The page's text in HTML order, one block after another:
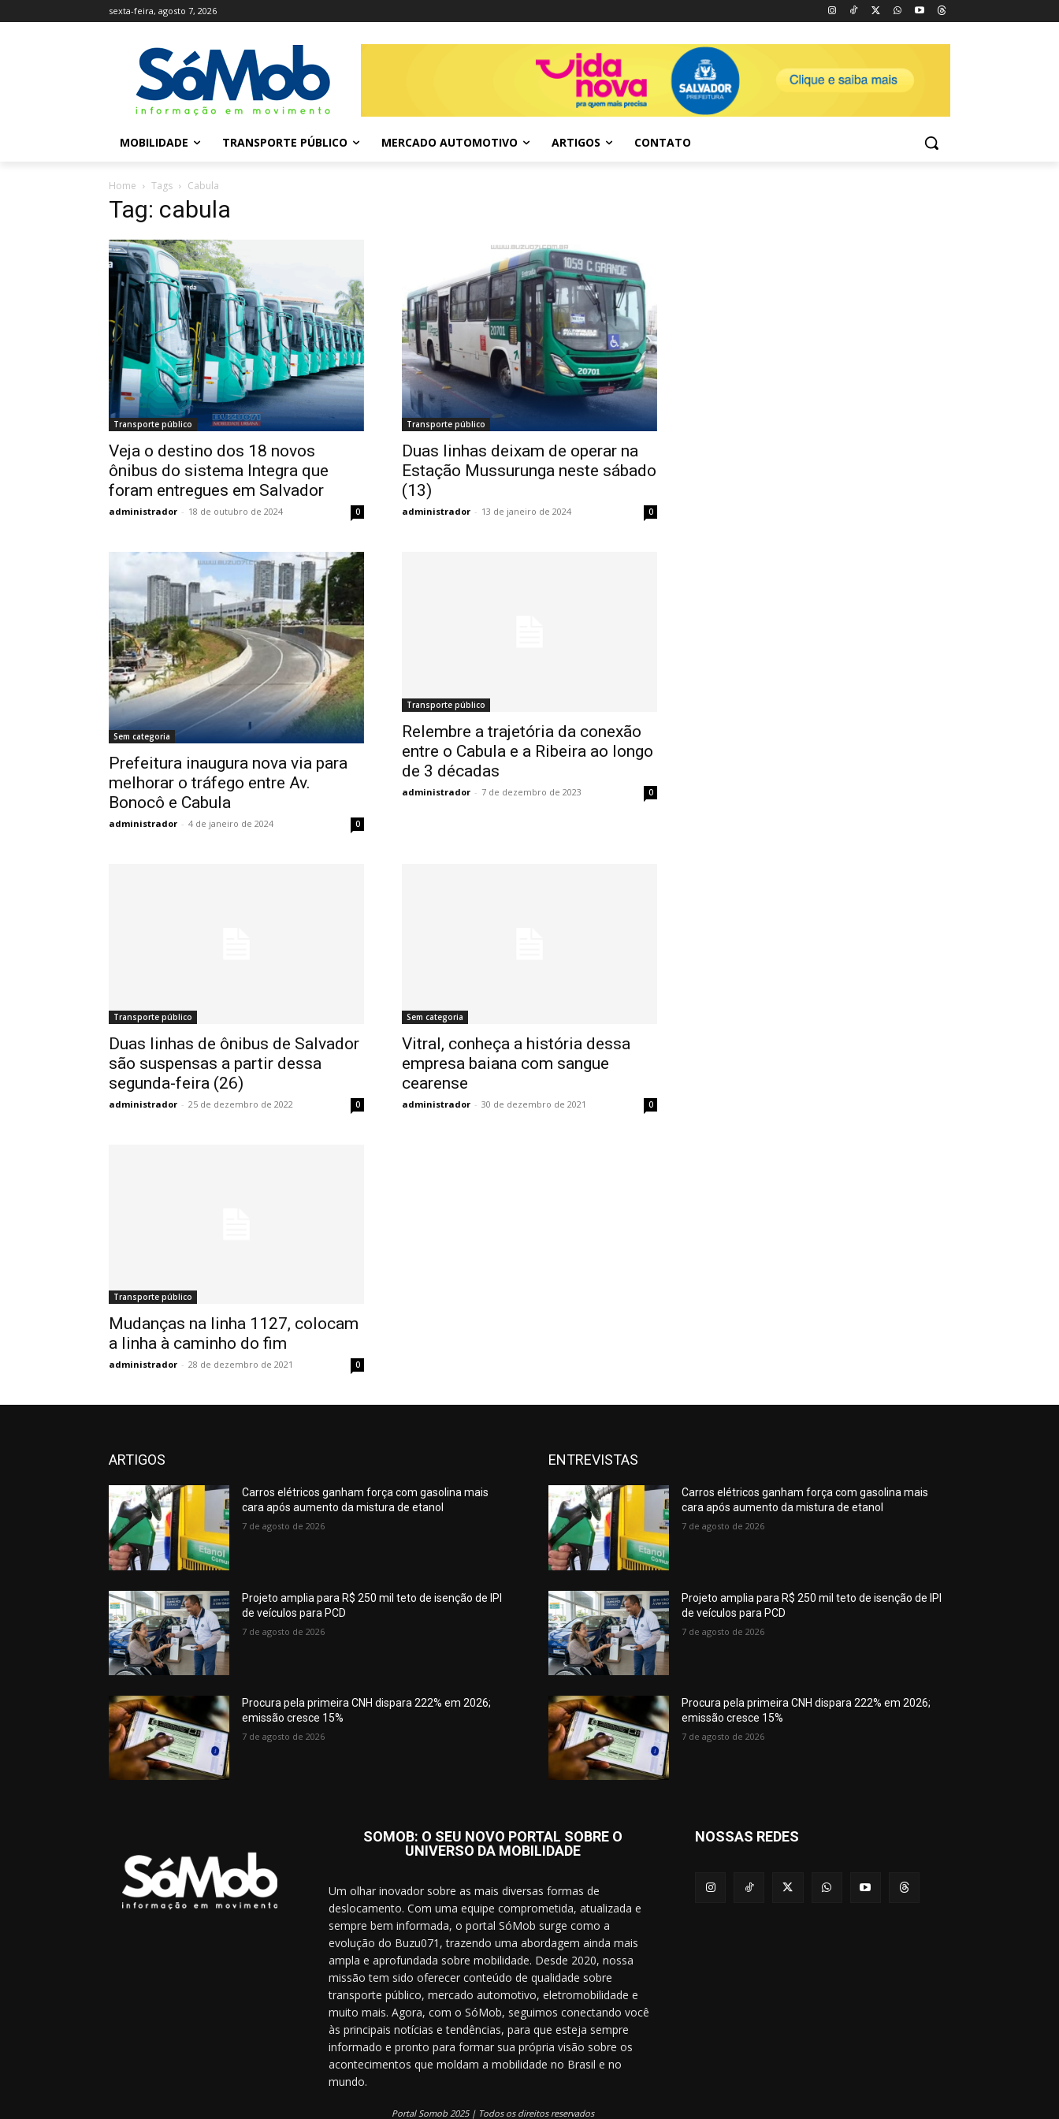
sexta-feira, agosto 7, 2026
MOBILIDADE TRANSPORTE PÚBLICO MERCADO AUTOMOTIVO ARTIGOS CONTATO
Home Tags Cabula
Tag: cabula
Transporte público
Veja o destino dos 18 novos
ônibus do sistema Integra que
foram entregues em Salvador
administrador - 18 de outubro de 2024 0
Transporte público
Duas linhas deixam de operar na
Estação Mussurunga neste sábado
(13)
administrador - 13 de janeiro de 2024 0
Sem categoria
Prefeitura inaugura nova via para
melhorar o tráfego entre Av.
Bonocô e Cabula
administrador - 4 de janeiro de 2024 0
Transporte público
Relembre a trajetória da conexão
entre o Cabula e a Ribeira ao longo
de 3 décadas
administrador - 7 de dezembro de 2023 0
Transporte público
Duas linhas de ônibus de Salvador
são suspensas a partir dessa
segunda-feira (26)
administrador - 25 de dezembro de 2022 0
Sem categoria
Vitral, conheça a história dessa
empresa baiana com sangue
cearense
administrador - 30 de dezembro de 2021 0
Transporte público
Mudanças na linha 1127, colocam
a linha à caminho do fim
administrador - 28 de dezembro de 2021 0
ARTIGOS
Carros elétricos ganham força com gasolina mais
cara após aumento da mistura de etanol
7 de agosto de 2026
Projeto amplia para R$ 250 mil teto de isenção de IPI
de veículos para PCD
7 de agosto de 2026
Procura pela primeira CNH dispara 222% em 2026;
emissão cresce 15%
7 de agosto de 2026
ENTREVISTAS
Carros elétricos ganham força com gasolina mais
cara após aumento da mistura de etanol
7 de agosto de 2026
Projeto amplia para R$ 250 mil teto de isenção de IPI
de veículos para PCD
7 de agosto de 2026
Procura pela primeira CNH dispara 222% em 2026;
emissão cresce 15%
7 de agosto de 2026
SOMOB: O SEU NOVO PORTAL SOBRE O
UNIVERSO DA MOBILIDADE
Um olhar inovador sobre as mais diversas formas de
deslocamento. Com uma equipe comprometida, atualizada e
sempre bem informada, o portal SóMob surge como a
evolução do Buzu071, trazendo uma abordagem ainda mais
ampla e aprofundada sobre mobilidade. Desde 2020, nossa
missão tem sido oferecer conteúdo de qualidade sobre
transporte público, mercado automotivo, eletromobilidade e
muito mais. Agora, com o SóMob, seguimos conectando você
às principais notícias e tendências, para que esteja sempre
informado e pronto para formar sua própria visão sobre os
acontecimentos que moldam a mobilidade no Brasil e no
mundo.
Portal Somob 2025 | Todos os direitos reservados
NOSSAS REDES